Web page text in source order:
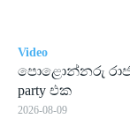
Video
පොළොන්නරු රාජ්‍ය
party එක
2026-08-09